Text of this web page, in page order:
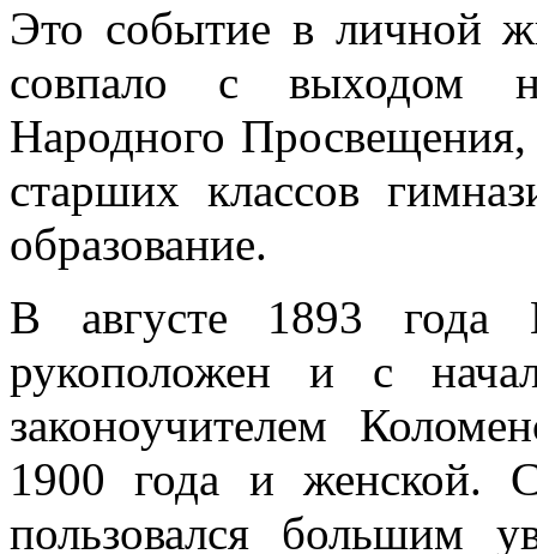
Это событие в личной
совпало с выходом
Народного
старших классов
образование.
В августе 1893 года
рукоположен и с
законоучителем
1900 года и женской.
пользовался большим